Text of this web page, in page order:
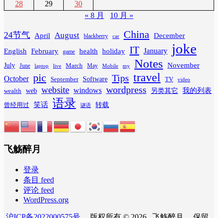
28 29
30
« 8 月
10 月 »
24节气 April August blackberry car China
December
English
February game health holiday IT January joke
July June laptop live March May Mobile my Notes November
October pic September Software Tips travel TV video
wealth web website windows wordpress 另类其它 我的列表
曾经用过 笑话 语录 谜语 转载
飞觞醉月
登录
条目 feed
评论 feed
WordPress.org